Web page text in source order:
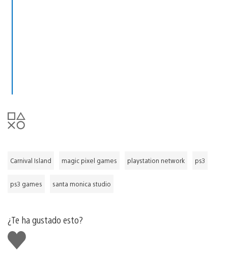
Carnival Island magic pixel games playstation network ps3
ps3 games santa monica studio
¿Te ha gustado esto?
Me
gusta